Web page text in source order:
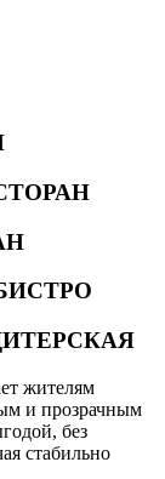
жителям
и прозрачным
без
стабильно